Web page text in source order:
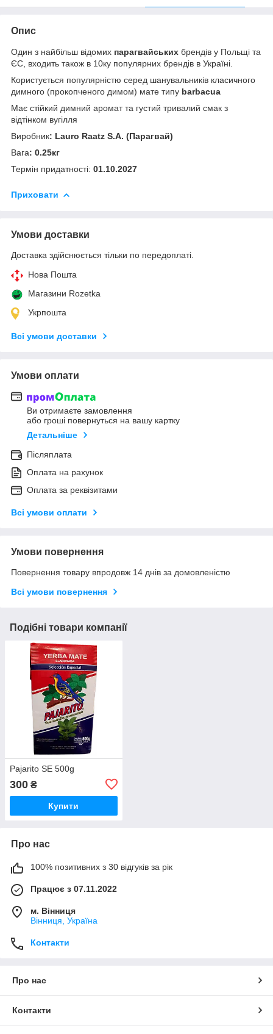
Опис
Один з найбільш відомих парагвайських брендів у Польщі та
ЄС, входить також в 10ку популярних брендів в Україні.
Користується популярністю серед шанувальників класичного
димного (прокопченого димом) мате типу barbacua
Має стійкий димний аромат та густий тривалий смак з
відтінком вугілля
Виробник: Lauro Raatz S.A. (Парагвай)
Вага: 0.25кг
Термін придатності: 01.10.2027
Приховати
Умови доставки
Доставка здійснюється тільки по передоплаті.
Нова Пошта
Магазини Rozetka
Укрпошта
Всі умови доставки
Умови оплати
Ви отримаєте замовлення
або гроші повернуться на вашу картку
Детальніше
Післяплата
Оплата на рахунок
Оплата за реквізитами
Всі умови оплати
Умови повернення
Повернення товару впродовж 14 днів за домовленістю
Всі умови повернення
Подібні товари компанії
Pajarito SE 500g
300 ₴
Купити
Про нас
100% позитивних з 30 відгуків за рік
Працює з 07.11.2022
м. Вінниця
Вінниця, Україна
Контакти
Про нас
Контакти